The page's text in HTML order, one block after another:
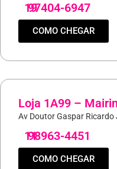
19
97404-6947
COMO CHEGAR
Loja 1A99 –
Av Doutor Gaspar Ricardo
11
98963-4451
COMO CHEGAR